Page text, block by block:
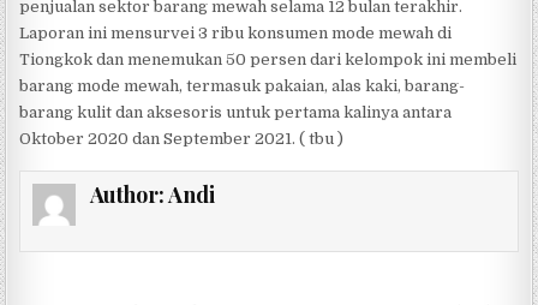
penjualan sektor barang mewah selama 12 bulan terakhir.
Laporan ini mensurvei 3 ribu konsumen mode mewah di
Tiongkok dan menemukan 50 persen dari kelompok ini membeli
barang mode mewah, termasuk pakaian, alas kaki, barang-
barang kulit dan aksesoris untuk pertama kalinya antara
Oktober 2020 dan September 2021. ( tbu )
Author:Andi